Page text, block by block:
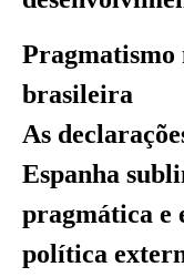
Pragmatismo
brasileira
As
Espanha
pragmática e
política